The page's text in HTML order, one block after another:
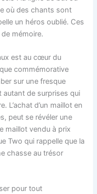
où des chants sont
un héros oublié. Ces
mémoire.
est au cœur du
commémorative
sur une fresque
autant de surprises qui
L’achat d’un maillot en
peut se révéler une
maillot vendu à prix
Two qui rappelle que la
chasse au trésor
pour tout